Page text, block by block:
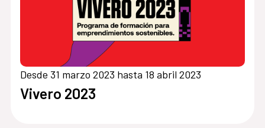
Desde 31 marzo 2023 hasta 18 abril 2023
Vivero 2023